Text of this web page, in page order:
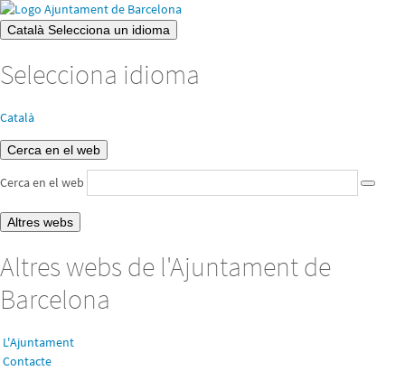
Català Selecciona un idioma
Selecciona idioma
Català
Cerca en el web
Cerca en el web
Altres webs
Altres webs de l'Ajuntament de
Barcelona
L'Ajuntament
Contacte